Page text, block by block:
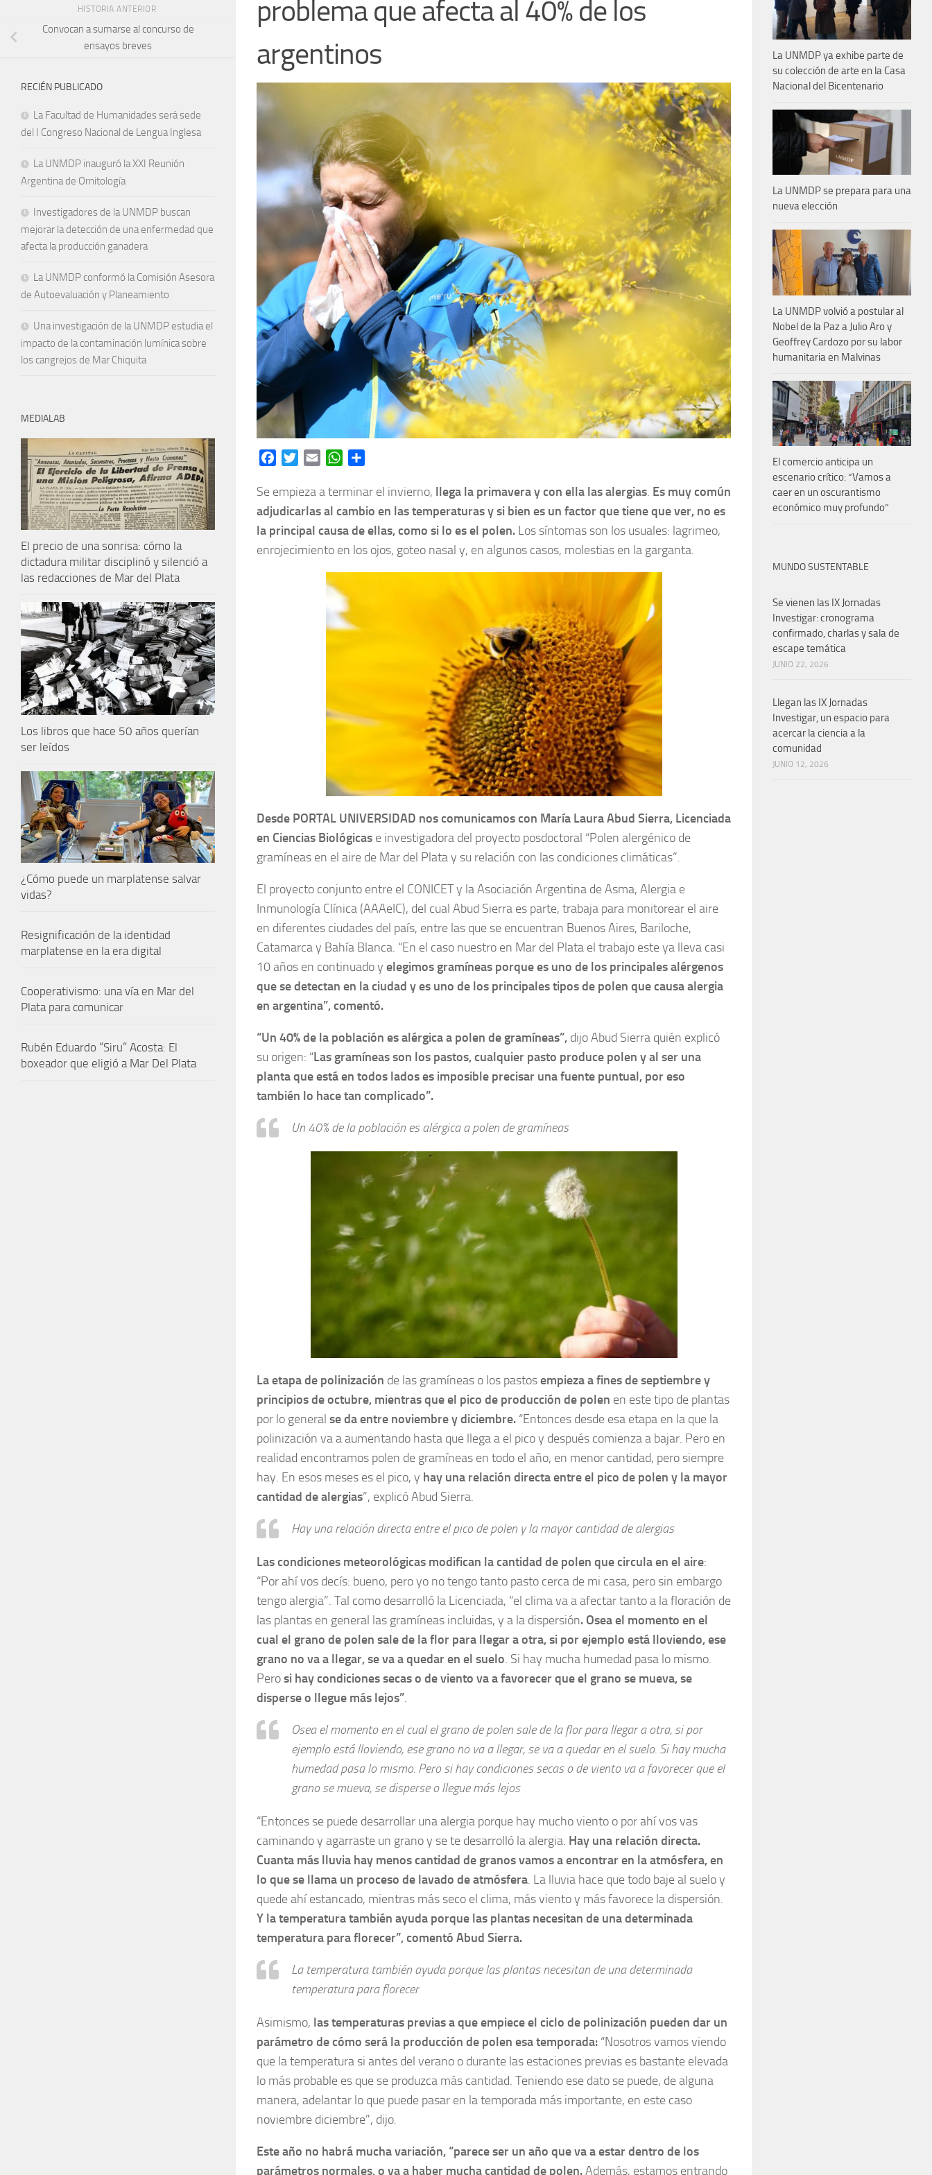
problema que afecta al 40% de los
argentinos
FacebookTwitterEmail WhatsApp
Se empieza a terminar el invierno, llega la primavera y con ella las alergias. Es muy común
adjudicarlas al cambio en las temperaturas y si bien es un factor que tiene que ver, no es
la principal causa de ellas, como si lo es el polen. Los síntomas son los usuales: lagrimeo,
enrojecimiento en los ojos, goteo nasal y, en algunos casos, molestias en la garganta.
Desde PORTAL UNIVERSIDAD nos comunicamos con María Laura Abud Sierra, Licenciada
en Ciencias Biológicas e investigadora del proyecto posdoctoral “Polen alergénico de
gramíneas en el aire de Mar del Plata y su relación con las condiciones climáticas”.
El proyecto conjunto entre el CONICET y la Asociación Argentina de Asma, Alergia e
Inmunología Clínica (AAAeIC), del cual Abud Sierra es parte, trabaja para monitorear el aire
en diferentes ciudades del país, entre las que se encuentran Buenos Aires, Bariloche,
Catamarca y Bahía Blanca. “En el caso nuestro en Mar del Plata el trabajo este ya lleva casi
10 años en continuado y elegimos gramíneas porque es uno de los principales alérgenos
que se detectan en la ciudad y es uno de los principales tipos de polen que causa alergia
en argentina”, comentó.
“Un 40% de la población es alérgica a polen de gramíneas”, dijo Abud Sierra quién explicó
su origen: “Las gramíneas son los pastos, cualquier pasto produce polen y al ser una
planta que está en todos lados es imposible precisar una fuente puntual, por eso
también lo hace tan complicado”.
Un 40% de la población es alérgica a polen de gramíneas
La etapa de polinización de las gramíneas o los pastosempieza a fines de septiembre y
principios de octubre, mientras que el pico de producción de polen en este tipo de plantas
por lo general se da entre noviembre y diciembre. “Entonces desde esa etapa en la que la
polinización va a aumentando hasta que llega a el pico y después comienza a bajar. Pero en
realidad encontramos polen de gramíneas en todo el año, en menor cantidad, pero siempre
hay. En esos meses es el pico, y hay una relación directa entre el pico de polen y la mayor
cantidad de alergias”, explicó Abud Sierra.
Hay una relación directa entre el pico de polen y la mayor cantidad de alergias
Las condiciones meteorológicas modifican la cantidad de polen que circula en el aire:
“Por ahí vos decís: bueno, pero yo no tengo tanto pasto cerca de mi casa, pero sin embargo
tengo alergia”. Tal como desarrolló la Licenciada, “el clima va a afectar tanto a la floración de
las plantas en general las gramíneas incluidas, y a la dispersión. Osea el momento en el
cual el grano de polen sale de la flor para llegar a otra, si por ejemplo está lloviendo, ese
grano no va a llegar, se va a quedar en el suelo. Si hay mucha humedad pasa lo mismo.
Perosi hay condiciones secas o de viento va a favorecer que el grano se mueva, se
disperse o llegue más lejos”.
Osea el momento en el cual el grano de polen sale de la flor para llegar a otra, si por
ejemplo está lloviendo, ese grano no va a llegar, se va a quedar en el suelo. Si hay mucha
humedad pasa lo mismo. Pero si hay condiciones secas o de viento va a favorecer que el
grano se mueva, se disperse o llegue más lejos
“Entonces se puede desarrollar una alergia porque hay mucho viento o por ahí vos vas
caminando y agarraste un grano y se te desarrolló la alergia. Hay una relación directa.
Cuanta más lluvia hay menos cantidad de granos vamos a encontrar en la atmósfera, en
lo que se llama un proceso de lavado de atmósfera. La lluvia hace que todo baje al suelo y
quede ahí estancado, mientras más seco el clima, más viento y más favorece la dispersión.
Y la temperatura también ayuda porque las plantas necesitan de una determinada
temperatura para florecer”, comentó Abud Sierra.
La temperatura también ayuda porque las plantas necesitan de una determinada
temperatura para florecer
Asimismo, las temperaturas previas a que empiece el ciclo de polinización pueden dar un
parámetro de cómo será la producción de polen esa temporada: “Nosotros vamos viendo
que la temperatura si antes del verano o durante las estaciones previas es bastante elevada
lo más probable es que se produzca más cantidad. Teniendo ese dato se puede, de alguna
manera, adelantar lo que puede pasar en la temporada más importante, en este caso
noviembre diciembre”, dijo.
Este año no habrá mucha variación, “parece ser un año que va a estar dentro de los
parámetros normales, o va a haber mucha cantidad de polen.Además, estamos entrando
HISTORIA ANTERIOR
Convocan a sumarse al concurso de
ensayos breves
RECIÉN PUBLICADO
La Facultad de Humanidades será sede
del I Congreso Nacional de Lengua Inglesa
La UNMDP inauguró la XXI Reunión
Argentina de Ornitología
Investigadores de la UNMDP buscan
mejorar la detección de una enfermedad que
afecta la producción ganadera
La UNMDP conformó la Comisión Asesora
de Autoevaluación y Planeamiento
Una investigación de la UNMDP estudia el
impacto de la contaminación lumínica sobre
los cangrejos de Mar Chiquita
MEDIALAB
El precio de una sonrisa: cómo la
dictadura militar disciplinó y silenció a
las redacciones de Mar del Plata
Los libros que hace 50 años querían
ser leídos
¿Cómo puede un marplatense salvar
vidas?
Resignificación de la identidad
marplatense en la era digital
Cooperativismo: una vía en Mar del
Plata para comunicar
Rubén Eduardo “Siru” Acosta: El
boxeador que eligió a Mar Del Plata
La UNMDP ya exhibe parte de
su colección de arte en la Casa
Nacional del Bicentenario
La UNMDP se prepara para una
nueva elección
La UNMDP volvió a postular al
Nobel de la Paz a Julio Aro y
Geoffrey Cardozo por su labor
humanitaria en Malvinas
El comercio anticipa un
escenario crítico: “Vamos a
caer en un oscurantismo
económico muy profundo”
MUNDO SUSTENTABLE
Se vienen las IX Jornadas
Investigar: cronograma
confirmado, charlas y sala de
escape temática
JUNIO 22, 2026
Llegan las IX Jornadas
Investigar, un espacio para
acercar la ciencia a la
comunidad
JUNIO 12, 2026